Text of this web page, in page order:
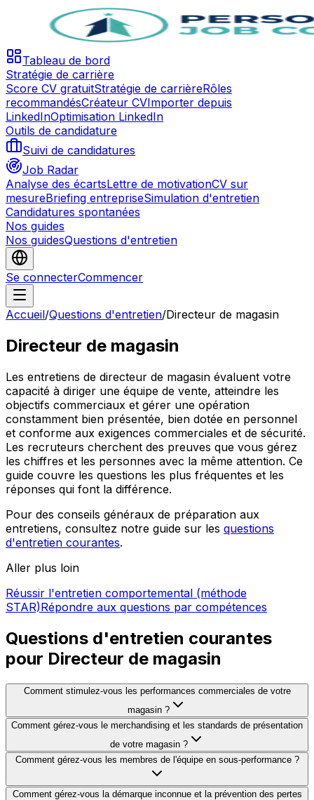
Tableau de bord
Stratégie de carrière
Score CV gratuitStratégie de carrièreRôles
recommandésCréateur CVImporter depuis
LinkedInOptimisation LinkedIn
Outils de candidature
Suivi de candidatures
Job Radar
Analyse des écartsLettre de motivationCV sur
mesureBriefing entrepriseSimulation d'entretien
Candidatures spontanées
Nos guides
Nos guidesQuestions d'entretien
Se connecterCommencer
Accueil/Questions d'entretien/Directeur de magasin
Directeur de magasin
Les entretiens de directeur de magasin évaluent votre
capacité à diriger une équipe de vente, atteindre les
objectifs commerciaux et gérer une opération
constamment bien présentée, bien dotée en personnel
et conforme aux exigences commerciales et de sécurité.
Les recruteurs cherchent des preuves que vous gérez
les chiffres et les personnes avec la même attention. Ce
guide couvre les questions les plus fréquentes et les
réponses qui font la différence.
Pour des conseils généraux de préparation aux
entretiens, consultez notre guide sur les questions
d'entretien courantes.
Aller plus loin
Réussir l'entretien comportemental (méthode
STAR)Répondre aux questions par compétences
Questions d'entretien courantes
pour Directeur de magasin
Comment stimulez-vous les performances commerciales de votre
magasin ?
Comment gérez-vous le merchandising et les standards de présentation
de votre magasin ?
Comment gérez-vous les membres de l'équipe en sous-performance ?
Comment gérez-vous la démarque inconnue et la prévention des pertes